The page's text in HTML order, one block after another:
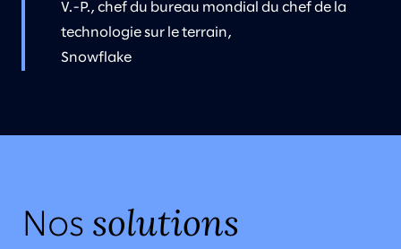
V.-P., chef du bureau mondial du chef de la
technologie sur le terrain,
Snowflake
Nos solutions